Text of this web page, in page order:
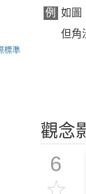
例 如圖
但角
觀念
6
標準